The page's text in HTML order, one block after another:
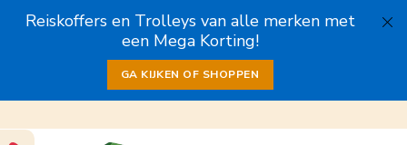
Reiskoffers en Trolleys van alle merken met
een Mega Korting!
GA KIJKEN OF SHOPPEN